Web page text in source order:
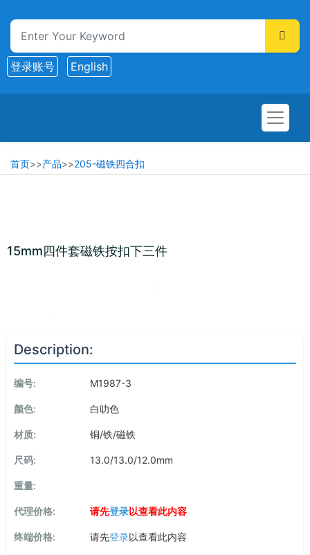
登录账号 English
首页>>产品>>205-磁铁四合扣
15mm四件套磁铁按扣下三件
Description:
编号: M1987-3
颜色: 白叻色
材质: 铜/铁/磁铁
尺码: 13.0/13.0/12.0mm
重量:
代理价格: 请先登录以查看此内容
终端价格: 请先登录以查看此内容